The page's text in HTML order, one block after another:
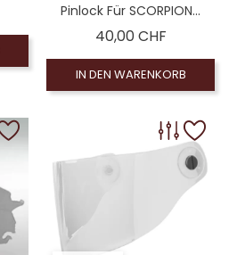
Pinlock Für SCORPION...
40,00 CHFPreis
IN DEN WARENKORB